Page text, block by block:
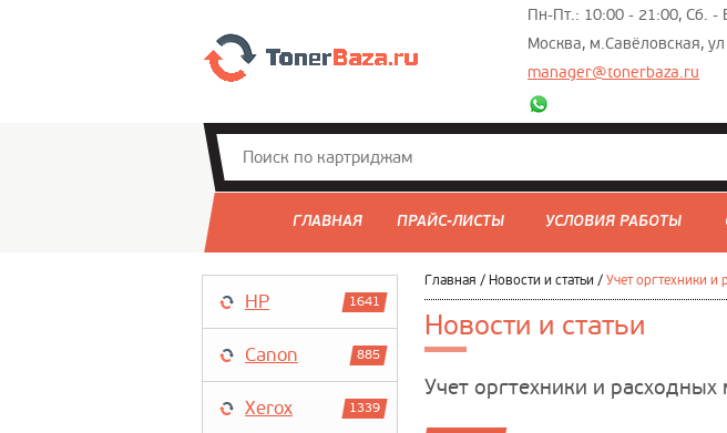
Пн-Пт.: 10:00 - 21:00, Сб. -
Москва, м.Савёловская,
manager@tonerbaza.ru
ГЛАВНАЯ ПРАЙС-ЛИСТЫ УСЛОВИЯ РАБОТЫ
HP 1641
Canon 885
Xerox 1339
Главная / Новости и статьи / Учет оргтехники и
Новости и статьи
Учет оргтехники и расходных